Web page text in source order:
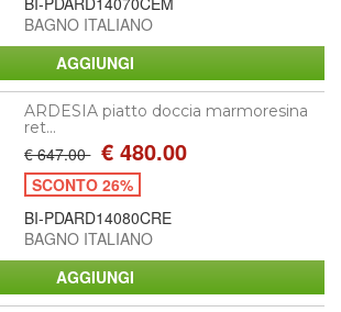
BAGNO ITALIANO
ARDESIA piatto doccia marmoresina
ret...
€ 647.00 € 480.00
SCONTO 26%
BI-PDARD14080CRE
BAGNO ITALIANO